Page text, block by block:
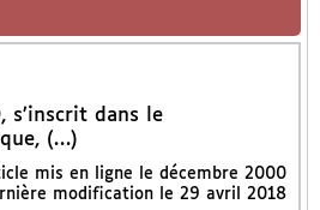
s’inscrit dans le
(…)
mis en ligne le décembre 2000
modification le 29 avril 2018